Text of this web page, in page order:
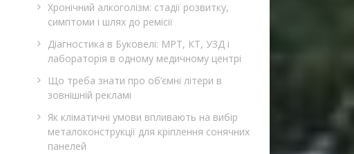
Хронічний алкоголізм: стадії розвитку,
симптоми і шлях до ремісії
Діагностика в Буковелі: МРТ, КТ, УЗД і
лабораторія в одному медичному центрі
Що треба знати про об’ємні літери в
зовнішній рекламі
Як кліматичні умови впливають на вибір
металоконструкції для кріплення сонячних
панелей